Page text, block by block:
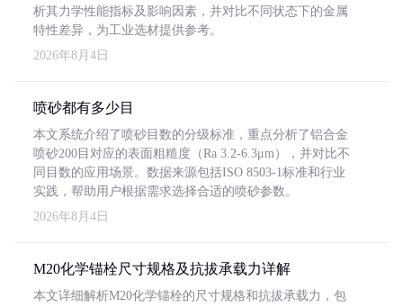
析其力学性能指标及影响因素，并对比不同状态下的金属
特性差异，为工业选材提供参考。
2026年8月4日
喷砂都有多少目
本文系统介绍了喷砂目数的分级标准，重点分析了铝合金
喷砂200目对应的表面粗糙度（Ra 3.2-6.3μm），并对比不
同目数的应用场景。数据来源包括ISO 8503-1标准和行业
实践，帮助用户根据需求选择合适的喷砂参数。
2026年8月4日
M20化学锚栓尺寸规格及抗拔承载力详解
本文详细解析M20化学锚栓的尺寸规格和抗拔承载力，包